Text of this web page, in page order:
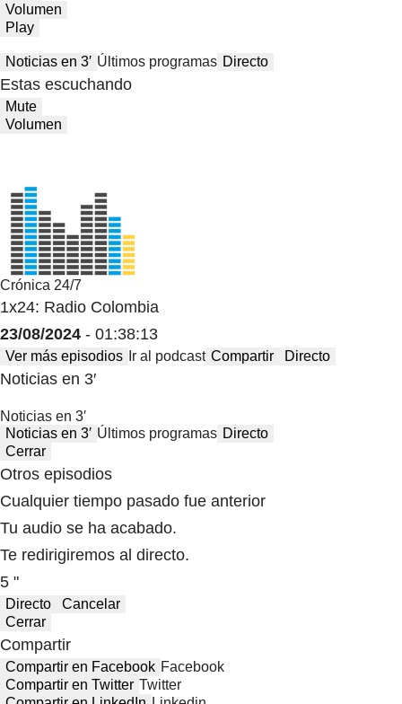
Volumen
Play
Noticias en 3′ Últimos programas Directo
Estas escuchando
Mute
Volumen
Crónica 24/7
1x24: Radio Colombia
23/08/2024 - 01:38:13
Ver más episodios Ir al podcast Compartir Directo
Noticias en 3′
Noticias en 3′
Noticias en 3′ Últimos programas Directo
Cerrar
Otros episodios
Cualquier tiempo pasado fue anterior
Tu audio se ha acabado.
Te redirigiremos al directo.
5 "
Directo
Cancelar
Cerrar
Compartir
Compartir en Facebook Facebook
Compartir en Twitter Twitter